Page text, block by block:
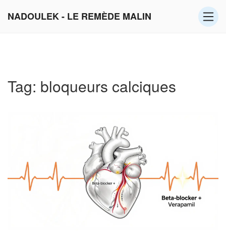
NADOULEK - LE REMÈDE MALIN
Tag: bloqueurs calciques